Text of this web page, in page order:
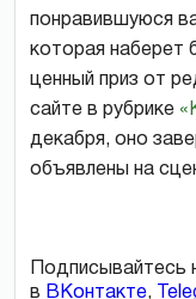
понравившуюся
которая наберет
ценный приз от
сайте в рубрике
декабря, оно
объявлены на
в ВКонтакте,